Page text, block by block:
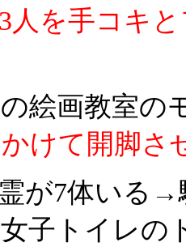
人を手コキ
絵画教室の
けて開脚さ
が7体いる
子トイレの